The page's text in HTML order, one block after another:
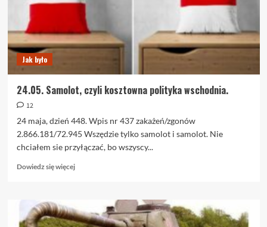
Jak było
24.05. Samolot, czyli kosztowna polityka wschodnia.
12
24 maja, dzień 448. Wpis nr 437 zakażeń/zgonów
2.866.181/72.945 Wszędzie tylko samolot i samolot. Nie
chciałem sie przyłączać, bo wszyscy...
Dowiedz się więcejDowiedz
24.05.
Samolot,